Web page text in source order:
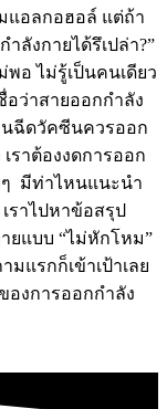
แอลกอฮอล์ แต่ถ้า
ลังกายได้รึเปล่า?”
อ ไม่รู้เป็นคนเดียว
อว่าสายออกกำลัง
นฉีดวัคซีนควรออก
ราต้องงดการออก
ๆ มีท่าไหนแนะนำ
ราไปหาข้อสรุป
ยแบบ “ไม่หักโหม”
แรกก็เข้าเป้าเลย
องการออกกำลัง